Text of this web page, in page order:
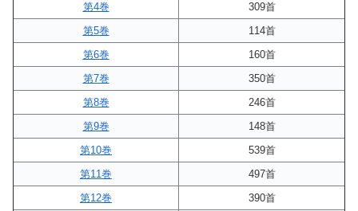
第4巻
309首
第5巻
114首
第6巻
160首
第7巻
350首
第8巻
246首
第9巻
148首
第10巻
539首
第11巻
497首
第12巻
390首